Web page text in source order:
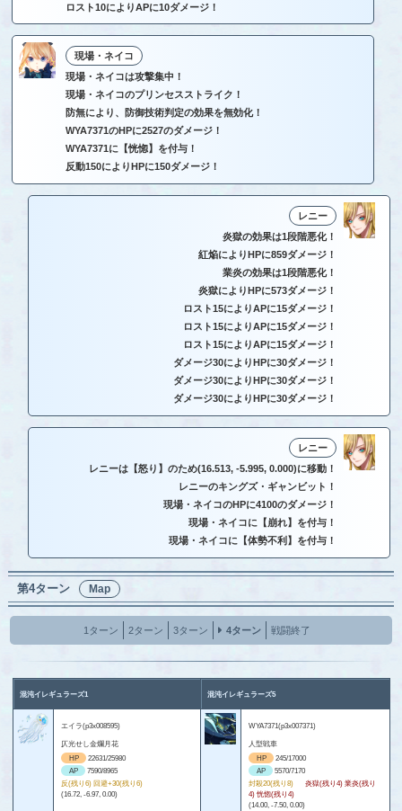
ロスト10によりAPに10ダメージ！
現場・ネイコ
現場・ネイコは攻撃集中！
現場・ネイコのプリンセスストライク！
防無により、防御技術判定の効果を無効化！
WYA7371のHPに2527のダメージ！
WYA7371に【恍惚】を付与！
反動150によりHPに150ダメージ！
レニー
炎獄の効果は1段階悪化！
紅焔によりHPに859ダメージ！
業炎の効果は1段階悪化！
炎獄によりHPに573ダメージ！
ロスト15によりAPに15ダメージ！
ロスト15によりAPに15ダメージ！
ロスト15によりAPに15ダメージ！
ダメージ30によりHPに30ダメージ！
ダメージ30によりHPに30ダメージ！
ダメージ30によりHPに30ダメージ！
レニー
レニーは【怒り】のため(16.513, -5.995, 0.000)に移動！
レニーのキングズ・ギャンビット！
現場・ネイコのHPに4100のダメージ！
現場・ネイコに【崩れ】を付与！
現場・ネイコに【体勢不利】を付与！
第4ターン Map
1ターン 2ターン 3ターン 4ターン 戦闘終了
混沌イレギュラーズ1 混沌イレギュラーズ5
エイラ(p3x008595)
仄光せし金爛月花
HP
22631/25980
AP
7590/8965
反(残り6) 回避+30(残り6)
(16.72, -6.97, 0.00)
WYA7371(p3x007371)
人型戦車
HP
245/17000
AP
5570/7170
封殺20(残り8)
炎獄(残り4) 業炎(残り
4) 恍惚(残り4)
(14.00, -7.50, 0.00)